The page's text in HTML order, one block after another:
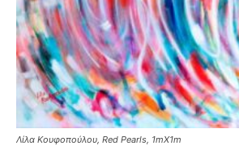
Λίλα Κουφοπούλου, Red Pearls, 1mX1m